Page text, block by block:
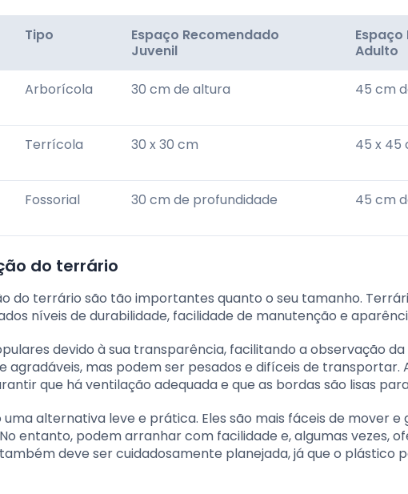
Tipo
Espaço Recomendado
Juvenil
Adulto
Arborícola 30 cm de altura 45 cm
Terrícola 30 x 30 cm 45 x 45
Fossorial 30 cm de profundidade 45 cm
do terrário
do terrário são tão importantes quanto o seu tamanho.
níveis de durabilidade, facilidade de manutenção e
devido à sua transparência, facilitando a observação da
agradáveis, mas podem ser pesados e difíceis de transportar.
que há ventilação adequada e que as bordas são lisas
alternativa leve e prática. Eles são mais fáceis de mover
entanto, podem arranhar com facilidade e, algumas vezes,
deve ser cuidadosamente planejada, já que o plástico